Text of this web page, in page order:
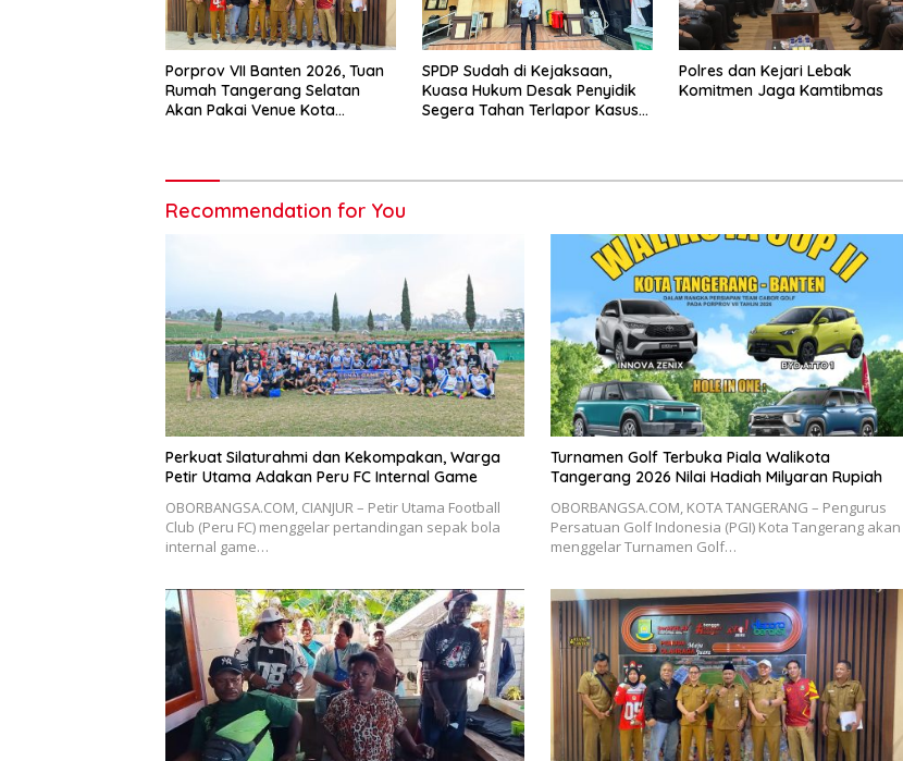
Porprov VII Banten 2026, Tuan
Rumah Tangerang Selatan
Akan Pakai Venue Kota
SPDP Sudah di Kejaksaan,
Kuasa Hukum Desak Penyidik
Segera Tahan Terlapor Kasus
Polres dan Kejari Lebak
Komitmen Jaga Kamtibmas
Recommendation for You
Perkuat Silaturahmi dan Kekompakan, Warga
Petir Utama Adakan Peru FC Internal Game
OBORBANGSA.COM, CIANJUR – Petir Utama Football
Club (Peru FC) menggelar pertandingan sepak bola
internal game…
Turnamen Golf Terbuka Piala Walikota
Tangerang 2026 Nilai Hadiah Milyaran Rupiah
OBORBANGSA.COM, KOTA TANGERANG – Pengurus
Persatuan Golf Indonesia (PGI) Kota Tangerang akan
menggelar Turnamen Golf…